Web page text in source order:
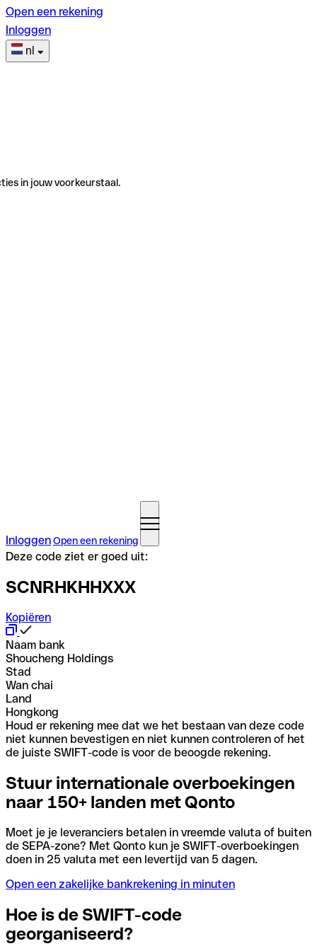
Open een rekening
Inloggen
nl
in jouw voorkeurstaal.
InloggenOpen een rekening
Deze code ziet er goed uit:
SCNRHKHHXXX
Kopiëren
Naam bank
Shoucheng Holdings
Stad
Wan chai
Land
Hongkong
Houd er rekening mee dat we het bestaan van deze code
niet kunnen bevestigen en niet kunnen controleren of het
de juiste SWIFT-code is voor de beoogde rekening.
Stuur internationale overboekingen
naar 150+ landen met Qonto
Moet je je leveranciers betalen in vreemde valuta of buiten
de SEPA-zone? Met Qonto kun je SWIFT-overboekingen
doen in 25 valuta met een levertijd van 5 dagen.
Open een zakelijke bankrekening in minuten
Hoe is de SWIFT-code
georganiseerd?